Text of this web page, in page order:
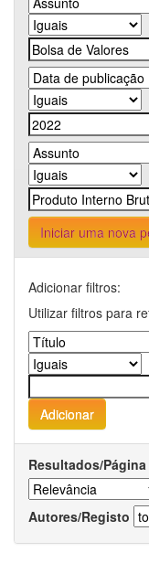
Iniciar uma nova
Adicionar filtros:
Utilizar filtros para
Resultados/Página
Autores/Registo